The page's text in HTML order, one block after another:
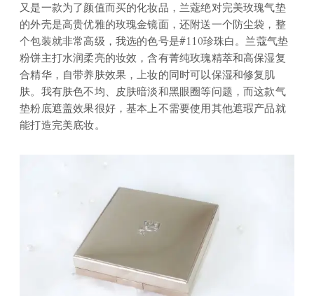
又是一款为了颜值而买的化妆品，兰蔻绝对完美玫瑰气垫
的外壳是高贵优雅的玫瑰金镜面，还附送一个防尘袋，整
个包装就非常高级，我选的色号是#110珍珠白。兰蔻气垫
粉饼主打水润柔亮的妆效，含有菁纯玫瑰精萃和高保湿复
合精华，自带养肤效果，上妆的同时可以保湿和修复肌
肤。我有肤色不均、皮肤暗淡和黑眼圈等问题，而这款气
垫粉底遮盖效果很好，基本上不需要使用其他遮瑕产品就
能打造完美底妆。